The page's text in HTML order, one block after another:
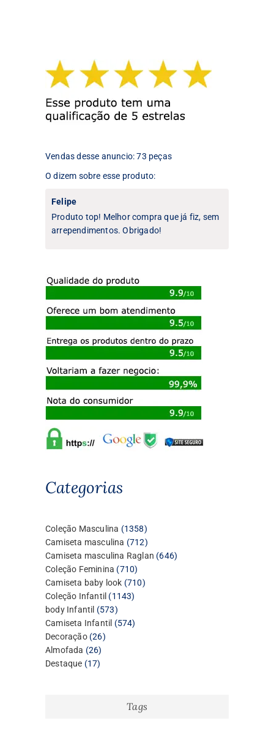
opções
podem
ser
escolhidas
na
produto
podem
ser
escolhidas
página
Vendas desse anuncio: 73 peças
O dizem sobre esse produto:
Felipe
Produto top! Melhor compra que já fiz, sem
arrependimentos. Obrigado!
Categorias
Coleção Masculina 13581358
produtos
Camiseta masculina 712712
produtos
Camiseta masculina Raglan 646646
Coleção Feminina 710710
produtos
Camiseta baby look 710710
Coleção Infantil 11431143
body Infantil 573573
produtos
Camiseta Infantil 574574
Decoração 2626
Almofada 2626
produtos
Destaque 1717
Tags